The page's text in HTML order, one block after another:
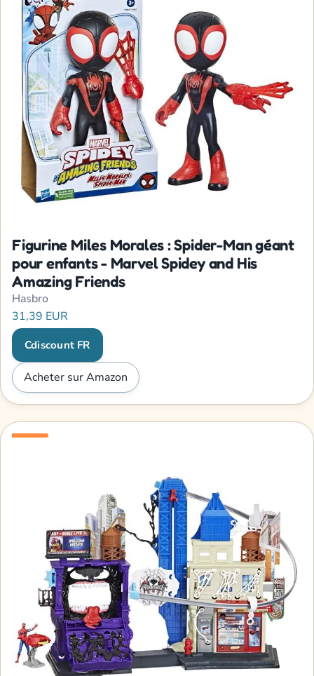
Figurine Miles Morales : Spider-Man géant
pour enfants - Marvel Spidey and His
Amazing Friends
Hasbro
31,39 EUR
Cdiscount FR
Acheter sur Amazon